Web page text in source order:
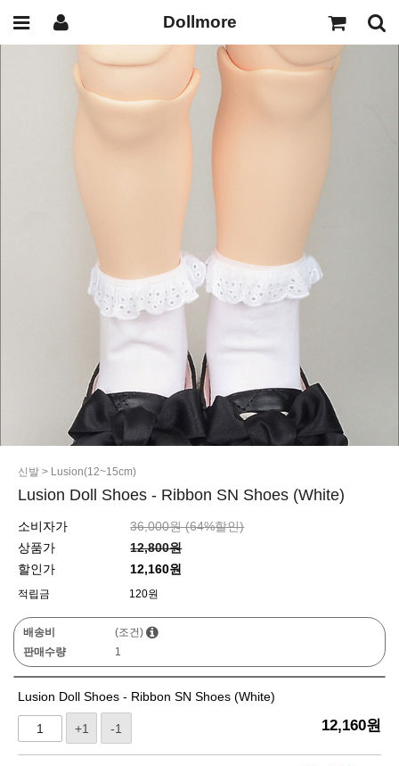
Dollmore
신발 > Lusion(12~15cm)
Lusion Doll Shoes - Ribbon SN Shoes (White)
소비자가 36,000원 (64%할인)
상품가
12,800원
할인가
12,160원
적립금 120원
배송비
(조건)
판매수량
1
Lusion Doll Shoes - Ribbon SN Shoes (White)
+1 -1 12,160원